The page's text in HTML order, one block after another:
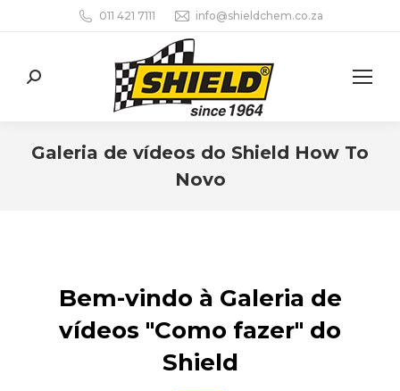
011 421 7111 info@shieldchem.co.za
Search:
Galeria de vídeos do Shield How To
Novo
Bem-vindo à Galeria de
vídeos "Como fazer" do
Shield